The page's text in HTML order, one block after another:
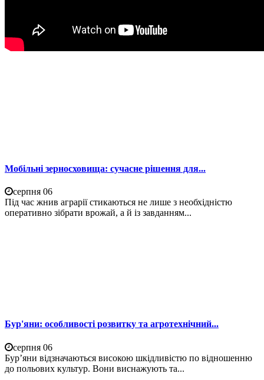
Мобільні зерносховища: сучасне рішення для...
серпня 06
Під час жнив аграрії стикаються не лише з необхідністю
оперативно зібрати врожай, а й із завданням...
Бур'яни: особливості розвитку та агротехнічний...
серпня 06
Бур’яни відзначаються високою шкідливістю по відношенню
до польових культур. Вони виснажують та...